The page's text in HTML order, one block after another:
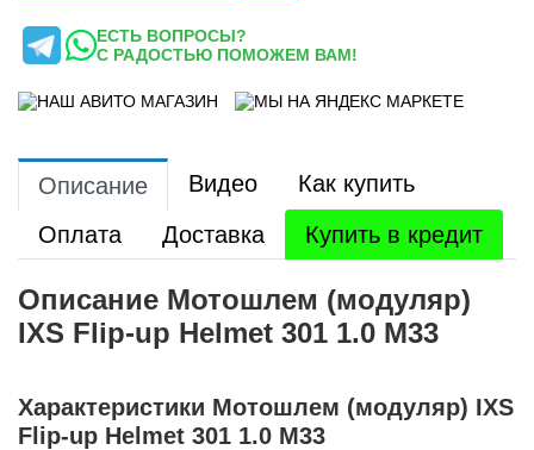
ЕСТЬ ВОПРОСЫ?
С РАДОСТЬЮ ПОМОЖЕМ ВАМ!
Описание Видео
Как купить
Оплата
Доставка Купить в кредит
Описание Мотошлем (модуляр)
IXS Flip-up Helmet 301 1.0 M33
Характеристики Мотошлем (модуляр) IXS
Flip-up Helmet 301 1.0 M33